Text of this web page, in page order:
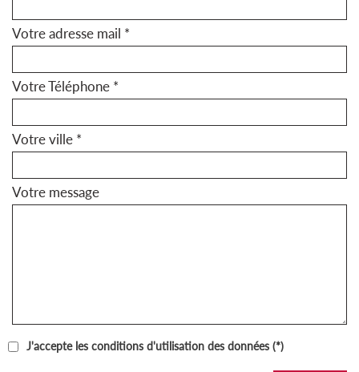
Votre adresse mail *
Votre Téléphone *
Votre ville *
Votre message
J'accepte les conditions d'utilisation des données (*)